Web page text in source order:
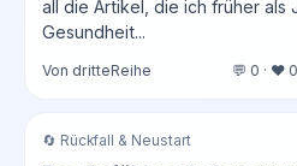
all die Artikel, die ich früher als
Gesundheit...
Von dritteReihe 💬 0 · ❤️ 0
🔄 Rückfall & Neustart